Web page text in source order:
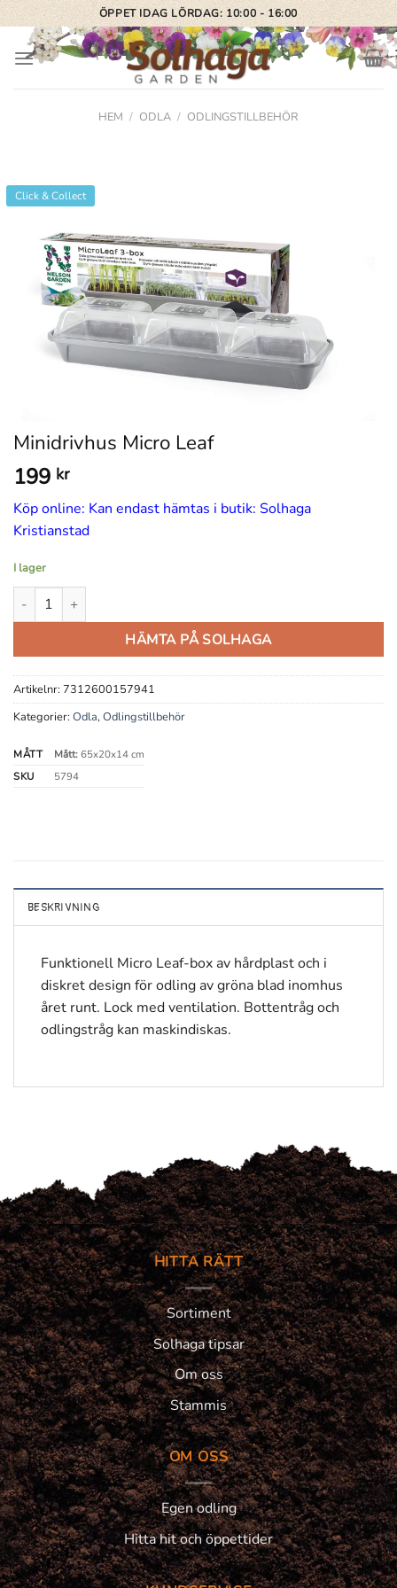
Skip
to
content
ÖPPET IDAG LÖRDAG: 10:00 - 16:00
HEM / ODLA / ODLINGSTILLBEHÖR
Click & Collect
Minidrivhus Micro Leaf
199 kr
Köp online: Kan endast hämtas i butik: Solhaga
Kristianstad
I lager
Minidrivhus Micro Leaf mängd
HÄMTA PÅ SOLHAGA
Artikelnr: 7312600157941
Kategorier: Odla,Odlingstillbehör
MÅTT Mått:65x20x14 cm
SKU
5794
BESKRIVNING
Funktionell Micro Leaf-box av hårdplast och i
diskret design för odling av gröna blad inomhus
året runt. Lock med ventilation. Bottentråg och
odlingstråg kan maskindiskas.
HITTA RÄTT
Sortiment
Solhaga tipsar
Om oss
Stammis
OM OSS
Egen odling
Hitta hit och öppettider